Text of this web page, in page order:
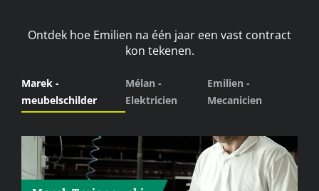
Ontdek hoe Emilien na één jaar een vast contract
kon tekenen.
Marek -
meubelschilder
Mélan -
Elektricien
Emilien -
Mecanicien